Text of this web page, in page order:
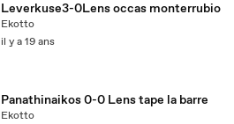
Leverkuse3-0Lens occas monterrubio
Ekotto
il y a 19 ans
Panathinaikos 0-0 Lens tape la barre
Ekotto